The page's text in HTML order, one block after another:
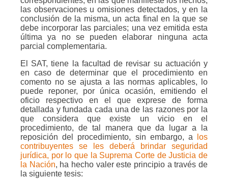
las observaciones u omisiones detectados, y en la
conclusión de la misma, un acta final en la que se
debe incorporar las parciales; una vez emitida esta
última ya no se pueden elaborar ninguna acta
parcial complementaria.
El SAT, tiene la facultad de revisar su actuación y
en caso de determinar que el procedimiento en
comento no se ajusta a las normas aplicables, lo
puede reponer, por única ocasión, emitiendo el
oficio respectivo en el que exprese de forma
detallada y fundada cada una de las razones por la
que considera que existe un vicio en el
procedimiento, de tal manera que da lugar a la
reposición del procedimiento, sin embargo, a
los
contribuyentes se les deberá brindar seguridad
jurídica, por lo que la Suprema Corte de Justicia de
la Nación, ha hecho valer este principio a través de
la siguiente tesis: